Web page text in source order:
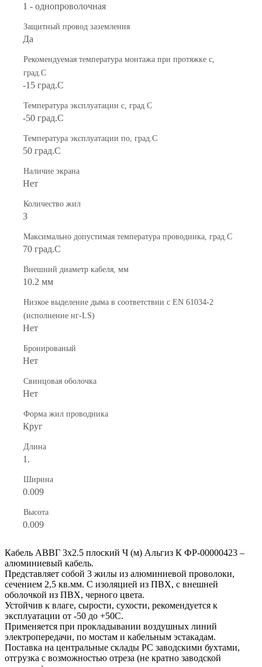
1 - однопроволочная
Защитный провод заземления
Да
Рекомендуемая температура монтажа при протяжке с,
град.C
-15 град.C
Температура эксплуатации с, град.C
-50 град.C
Температура эксплуатации по, град.C
50 град.C
Наличие экрана
Нет
Количество жил
3
Максимально допустимая температура проводника, град.C
70 град.C
Внешний диаметр кабеля, мм
10.2 мм
Низкое выделение дыма в соответствии с EN 61034-2
(исполнение нг-LS)
Нет
Бронированый
Нет
Свинцовая оболочка
Нет
Форма жил проводника
Круг
Длина
1.
Ширина
0.009
Высота
0.009
Кабель АВВГ 3х2.5 плоский Ч (м) Альгиз К ФР-00000423 –
алюминиевый кабель.
Представляет собой 3 жилы из алюминиевой проволоки,
сечением 2,5 кв.мм. С изоляцией из ПВХ, с внешней
оболочкой из ПВХ, черного цвета.
Устойчив к влаге, сырости, сухости, рекомендуется к
эксплуатации от -50 до +50С.
Применяется при прокладывании воздушных линий
электропередачи, по мостам и кабельным эстакадам.
Поставка на центральные склады РС заводскими бухтами,
отгрузка с возможностью отреза (не кратно заводской